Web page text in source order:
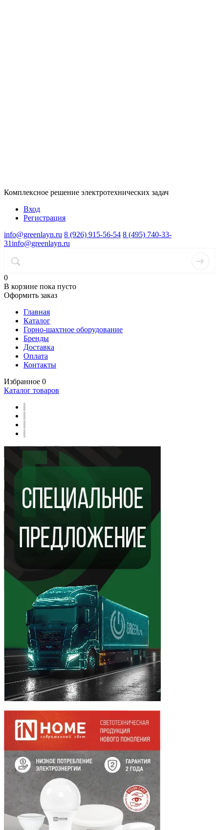
Комплексное решение электротехнических задач
Вход
Регистрация
info@greenlayn.ru 8 (926) 915-56-54 8 (495) 740-33-
31info@greenlayn.ru
0
В корзине пока пусто
Оформить заказ
Главная
Каталог
Горно-шахтное оборудование
Бренды
Доставка
Оплата
Контакты
Избранное 0
Каталог товаров